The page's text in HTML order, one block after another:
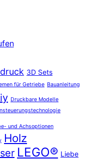
3D Sets
für Getriebe Bauanleitung
Druckbare Modelle
und Achsoptionen
Holz
LEGO® Liebe